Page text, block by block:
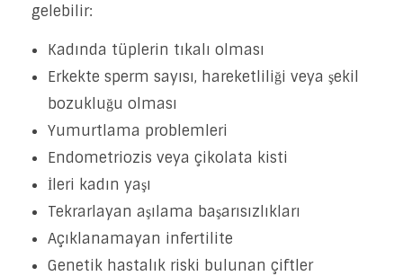
gelebilir:
Kadında tüplerin tıkalı olması
Erkekte sperm sayısı, hareketliliği veya şekil
bozukluğu olması
Yumurtlama problemleri
Endometriozis veya çikolata kisti
İleri kadın yaşı
Tekrarlayan aşılama başarısızlıkları
Açıklanamayan infertilite
Genetik hastalık riski bulunan çiftler